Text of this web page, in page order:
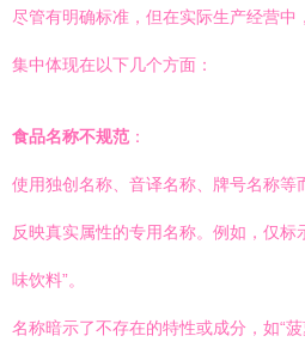
尽管有明确标准，但在实际生产经营
集中体现在以下几个方面：
食品名称不规范 ：
使用独创名称、音译名称、牌号名称等
反映真实属性的专用名称。例如，仅标
味饮料”。
名称暗示了不存在的特性或成分，如“